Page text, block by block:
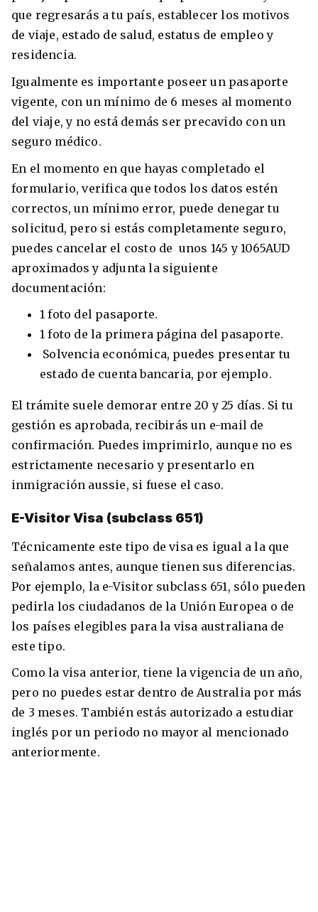
que regresarás a tu país, establecer los motivos
de viaje, estado de salud, estatus de empleo y
residencia.
Igualmente es importante poseer un pasaporte
vigente, con un mínimo de 6 meses al momento
del viaje, y no está demás ser precavido con un
seguro médico.
En el momento en que hayas completado el
formulario, verifica que todos los datos estén
correctos, un mínimo error, puede denegar tu
solicitud, pero si estás completamente seguro,
puedes cancelar el costo de unos 145 y 1065AUD
aproximados y adjunta la siguiente
documentación:
1 foto del pasaporte.
1 foto de la primera página del pasaporte.
Solvencia económica, puedes presentar tu
estado de cuenta bancaria, por ejemplo.
El trámite suele demorar entre 20 y 25 días. Si tu
gestión es aprobada, recibirás un e-mail de
confirmación. Puedes imprimirlo, aunque no es
estrictamente necesario y presentarlo en
inmigración aussie, si fuese el caso.
E-Visitor Visa (subclass 651)
Técnicamente este tipo de visa es igual a la que
señalamos antes, aunque tienen sus diferencias.
Por ejemplo, la e-Visitor subclass 651, sólo pueden
pedirla los ciudadanos de la Unión Europea o de
los países elegibles para la visa australiana de
este tipo.
Como la visa anterior, tiene la vigencia de un año,
pero no puedes estar dentro de Australia por más
de 3 meses. También estás autorizado a estudiar
inglés por un periodo no mayor al mencionado
anteriormente.